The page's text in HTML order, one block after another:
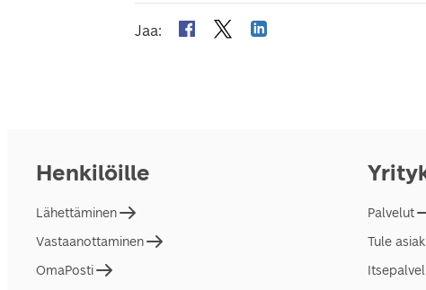
Jaa:
Henkilöille
Lähettäminen
Vastaanottaminen
OmaPosti
Palvelut
Tule